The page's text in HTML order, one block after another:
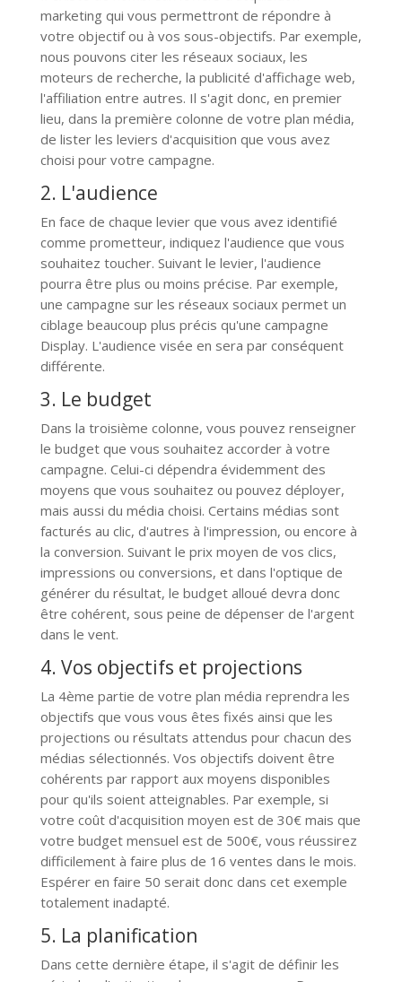
marketing qui vous permettront de répondre à
votre objectif ou à vos sous-objectifs. Par exemple,
nous pouvons citer les réseaux sociaux, les
moteurs de recherche, la publicité d'affichage web,
l'affiliation entre autres. Il s'agit donc, en premier
lieu, dans la première colonne de votre plan média,
de lister les leviers d'acquisition que vous avez
choisi pour votre campagne.
2. L'audience
En face de chaque levier que vous avez identifié
comme prometteur, indiquez l'audience que vous
souhaitez toucher. Suivant le levier, l'audience
pourra être plus ou moins précise. Par exemple,
une campagne sur les réseaux sociaux permet un
ciblage beaucoup plus précis qu'une campagne
Display. L'audience visée en sera par conséquent
différente.
3. Le budget
Dans la troisième colonne, vous pouvez renseigner
le budget que vous souhaitez accorder à votre
campagne. Celui-ci dépendra évidemment des
moyens que vous souhaitez ou pouvez déployer,
mais aussi du média choisi. Certains médias sont
facturés au clic, d'autres à l'impression, ou encore à
la conversion. Suivant le prix moyen de vos clics,
impressions ou conversions, et dans l'optique de
générer du résultat, le budget alloué devra donc
être cohérent, sous peine de dépenser de l'argent
dans le vent.
4. Vos objectifs et projections
La 4ème partie de votre plan média reprendra les
objectifs que vous vous êtes fixés ainsi que les
projections ou résultats attendus pour chacun des
médias sélectionnés. Vos objectifs doivent être
cohérents par rapport aux moyens disponibles
pour qu'ils soient atteignables. Par exemple, si
votre coût d'acquisition moyen est de 30€ mais que
votre budget mensuel est de 500€, vous réussirez
difficilement à faire plus de 16 ventes dans le mois.
Espérer en faire 50 serait donc dans cet exemple
totalement inadapté.
5. La planification
Dans cette dernière étape, il s'agit de définir les